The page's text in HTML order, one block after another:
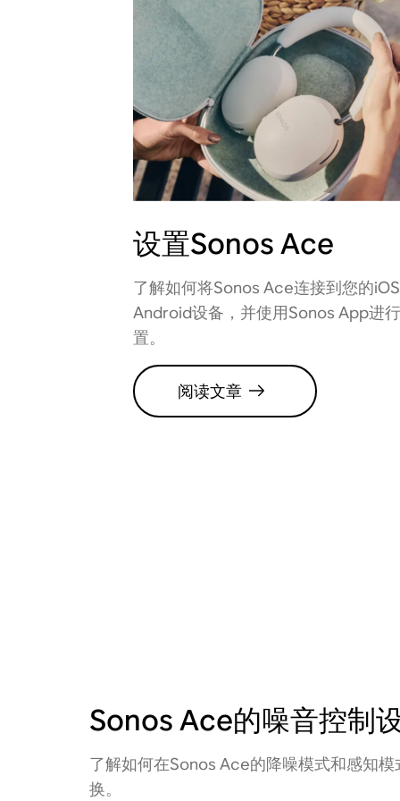
设置Sonos Ace
了解如何将Sonos Ace连接到您的
Android设备，并使用Sonos App进
置。
阅读文章
Sonos Ace的噪音控制
了解如何在Sonos Ace的降噪模式和感知模
换。